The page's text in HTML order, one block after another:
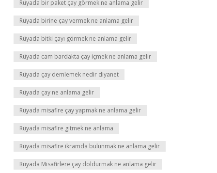
Rüyada bir paket çay görmek ne anlama gelir
Rüyada birine çay vermek ne anlama gelir
Rüyada bitki çayı görmek ne anlama gelir
Rüyada cam bardakta çay içmek ne anlama gelir
Rüyada çay demlemek nedir diyanet
Rüyada çay ne anlama gelir
Rüyada misafire çay yapmak ne anlama gelir
Rüyada misafire gitmek ne anlama
Rüyada misafire ikramda bulunmak ne anlama gelir
Rüyada Misafirlere çay doldurmak ne anlama gelir